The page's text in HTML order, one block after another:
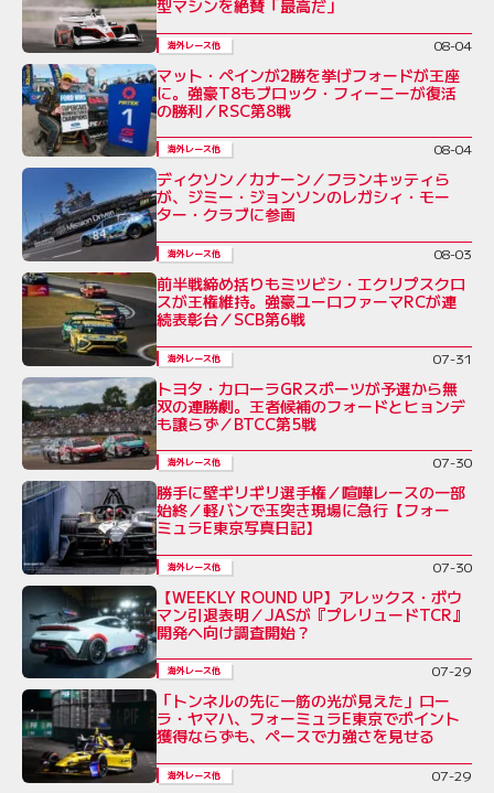
型マシンを絶賛「最高だ」
海外レース他 08-04
マット・ペインが2勝を挙げフォードが王座
に。強豪T8もブロック・フィーニーが復活
の勝利／RSC第8戦
海外レース他 08-04
ディクソン／カナーン／フランキッティら
が、ジミー・ジョンソンのレガシィ・モー
ター・クラブに参画
海外レース他 08-03
前半戦締め括りもミツビシ・エクリプスクロ
スが王権維持。強豪ユーロファーマRCが連
続表彰台／SCB第6戦
海外レース他 07-31
トヨタ・カローラGRスポーツが予選から無
双の連勝劇。王者候補のフォードとヒョンデ
も譲らず／BTCC第5戦
海外レース他 07-30
勝手に壁ギリギリ選手権／喧嘩レースの一部
始終／軽バンで玉突き現場に急行【フォー
ミュラE東京写真日記】
海外レース他 07-30
【WEEKLY ROUND UP】アレックス・ボウ
マン引退表明／JASが『プレリュードTCR』
開発へ向け調査開始？
海外レース他 07-29
「トンネルの先に一筋の光が見えた」ロー
ラ・ヤマハ、フォーミュラE東京でポイント
獲得ならずも、ペースで力強さを見せる
海外レース他 07-29